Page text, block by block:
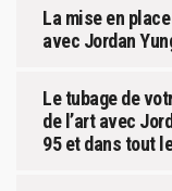
La mise en
avec Jordan
Le tubage de
de l’art avec
95 et dans tout